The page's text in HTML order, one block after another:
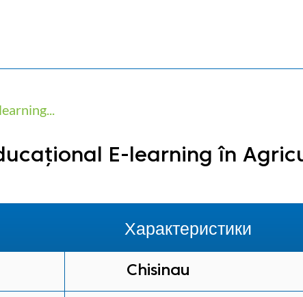
E-learning în
Характеристики
Chisinau